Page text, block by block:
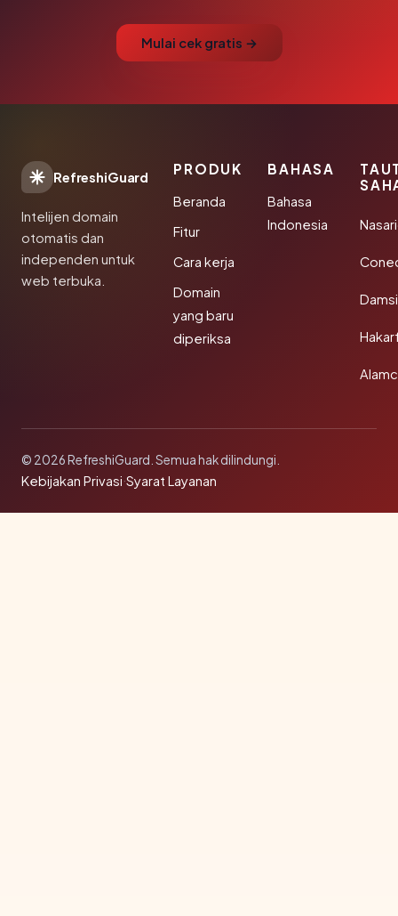
Mulai cek gratis →
RefreshiGuard
Intelijen domain
otomatis dan
independen untuk
web terbuka.
PRODUK
Beranda
Fitur
Cara kerja
Domain
yang baru
diperiksa
BAHASA
Bahasa
Indonesia
© 2026 RefreshiGuard. Semua hak dilindungi.
Kebijakan Privasi·Syarat Layanan